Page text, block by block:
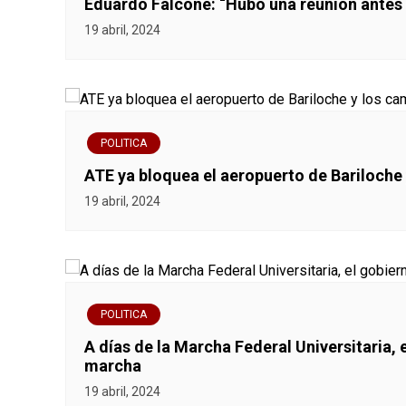
a
i
ó
n
e
e
n
t
19 abril, 2024
POLITICA
ATE ya bloquea el aeropuerto de
19 abril, 2024
POLITICA
A días de la Marcha Federal
marcha
19 abril, 2024